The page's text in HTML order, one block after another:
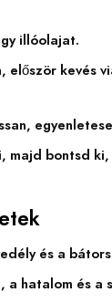
illóolajat.
először kevés
majd bontsd
és a
hatalom és a